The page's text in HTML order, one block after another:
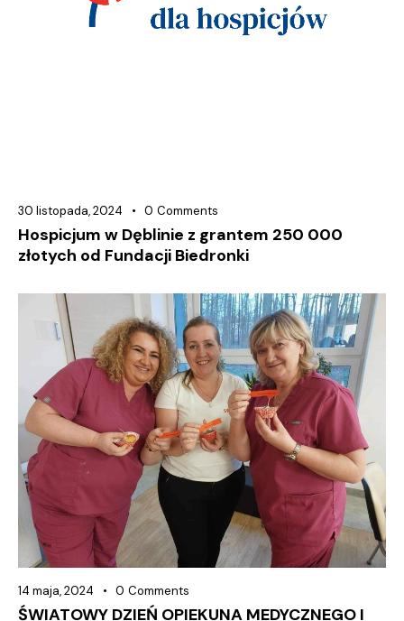
30 listopada, 2024 0 Comments
Hospicjum w Dęblinie z grantem 250 000
złotych od Fundacji Biedronki
14 maja, 2024 0 Comments
ŚWIATOWY DZIEŃ OPIEKUNA MEDYCZNEGO I